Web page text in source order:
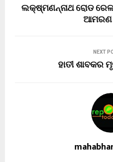
ଲକ୍ଷ୍ମଣନ୍ନାଥ ରୋଡ
ଆମରଣ
NEXT
ହାତୀ ଶାବକର